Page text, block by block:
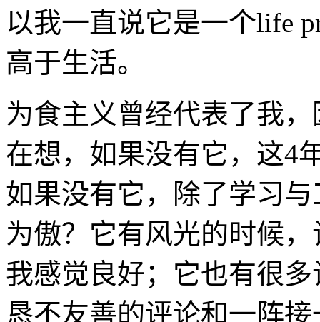
以我一直说它是一个life
高于生活。
为食主义曾经代表了我
在想，如果没有它，这4
如果没有它，除了学习
为傲？它有风光的时候
我感觉良好；它也有很
恳不友善的评论和一阵